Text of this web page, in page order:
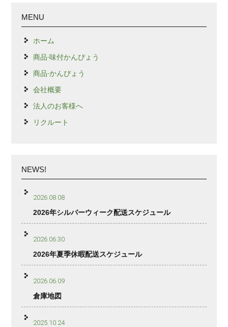
MENU
ホーム
商品-味付かんぴょう
商品-かんぴょう
会社概要
法人のお客様へ
リクルート
NEWS!
2026.08.08
2026年シルバーウィーク配送スケジュール
2026.06.30
2026年夏季休暇配送スケジュール
2026.06.09
倉庫地図
2025.10.24